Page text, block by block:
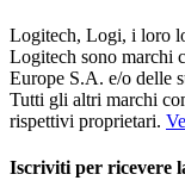
Logitech, Logi, i loro
Logitech sono marchi
Europe S.A. e/o delle
Tutti gli altri marchi
rispettivi proprietari.
Iscriviti per ricevere